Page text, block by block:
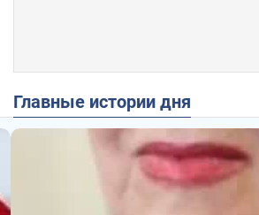
Главные истории дня